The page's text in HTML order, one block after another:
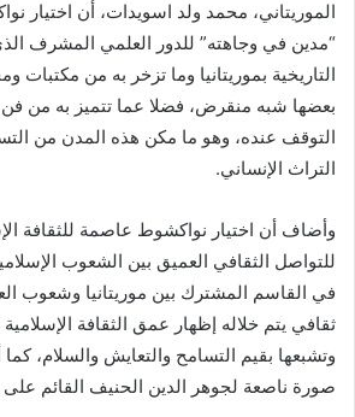
الموريتاني، محمد ولد اسويدات، أن اختيار
“مدين في وجاهته” للدور العلمي المشرف
التاريخية بموريتانيا وما تزخر به من
بعضها شبه منقرض، فضلا عما تتميز به من
التوقف عنده، وهو ما مكن هذه المدن من
التراث الإنساني.
وأضاف أن اختيار نواكشوط عاصمة للثقافة
للتواصل الثقافي العميق بين الشعوب
في القاسم المشترك بين موريتانيا وشعوب
ثقافي يتم خلاله إظهار عمق الثقافة الإسلامية
وتشبعها بقيم التسامح والتعايش والسلام، كما
صورة ناصعة لجوهر الدين الحنيف القائم على